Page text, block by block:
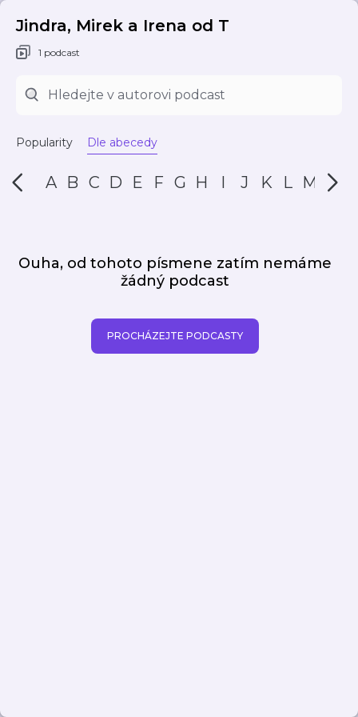
Jindra, Mirek a Irena od T
1 podcast
Popularity Dle abecedy
A B C D E F G H I J K L M N
Ouha, od tohoto písmene zatím nemáme
žádný podcast
PROCHÁZEJTE PODCASTY